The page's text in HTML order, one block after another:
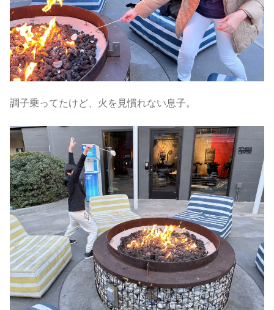
調子乗ってたけど、火を見慣れない息子。